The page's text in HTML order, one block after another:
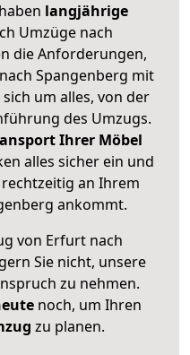
langjährige
Umzüge nach
die Anforderungen,
Spangenberg mit
um alles, von der
des Umzugs.
Ihrer Möbel
alles sicher ein und
an Ihrem
ankommt.
von Erfurt nach
Sie nicht, unsere
zu nehmen.
noch, um Ihren
zu planen.